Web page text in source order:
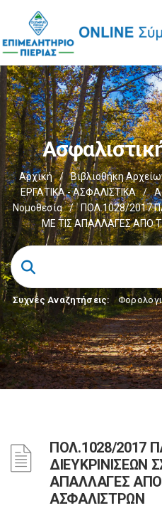
Αρχική / Βιβλιοθήκη
ΕΡΓΑΤΙΚΑ - ΑΣΦΑΛΙΣΤΙΚΑ
/
Νομοθεσία
/
ΠΟΛ.1028/2017
ΜΕ ΤΙΣ ΑΠΑΛΛΑΓΕΣ ΑΠΟ
Συχνές Αναζητήσεις:
ΠΟΛ.1028/2017
ΔΙΕΥΚΡΙΝΙΣΕΩΝ
ΑΠΑΛΛΑΓΕΣ
ΑΣΦΑΛΙΣΤΡΩΝ